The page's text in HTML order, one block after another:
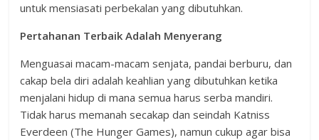
untuk mensiasati perbekalan yang dibutuhkan.
Pertahanan Terbaik Adalah Menyerang
Menguasai macam-macam senjata, pandai berburu, dan
cakap bela diri adalah keahlian yang dibutuhkan ketika
menjalani hidup di mana semua harus serba mandiri.
Tidak harus memanah secakap dan seindah Katniss
Everdeen (The Hunger Games), namun cukup agar bisa